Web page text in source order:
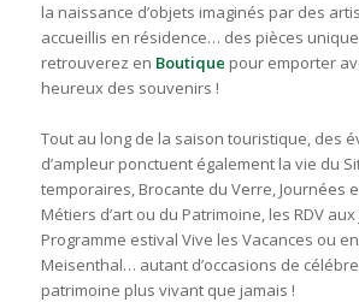
la naissance d’objets imaginés par des
accueillis en résidence… des pièces
retrouverez en Boutique pour emporter
heureux des souvenirs !
Tout au long de la saison touristique, des
d’ampleur ponctuent également la vie du
temporaires, Brocante du Verre, Journées
Métiers d’art ou du Patrimoine, les RDV
Programme estival Vive les Vacances ou
Meisenthal… autant d’occasions de
patrimoine plus vivant que jamais !